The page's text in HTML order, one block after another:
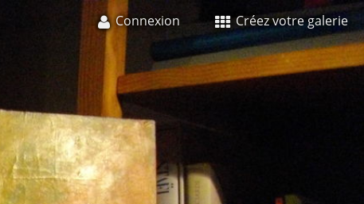
Connexion Créez votre galerie